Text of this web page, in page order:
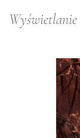
Wyświetlanie